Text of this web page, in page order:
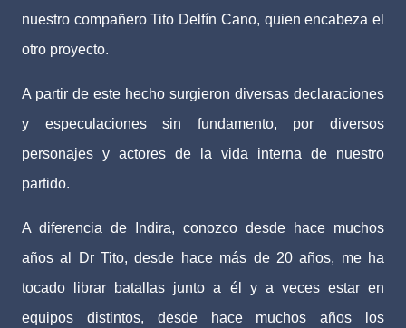
nuestro compañero Tito Delfín Cano, quien encabeza el
otro proyecto.
A partir de este hecho surgieron diversas declaraciones
y especulaciones sin fundamento, por diversos
personajes y actores de la vida interna de nuestro
partido.
A diferencia de Indira, conozco desde hace muchos
años al Dr Tito, desde hace más de 20 años, me ha
tocado librar batallas junto a él y a veces estar en
equipos distintos, desde hace muchos años los